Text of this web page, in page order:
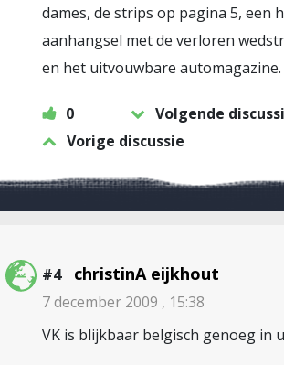
dames, de strips op pagina 5, een
aanhangsel met de verloren
en het uitvouwbare automagazine.
0
Volgende
Vorige discussie
#4 christinA eijkhout
7 december 2009 , 15:38
VK is blijkbaar belgisch genoeg in